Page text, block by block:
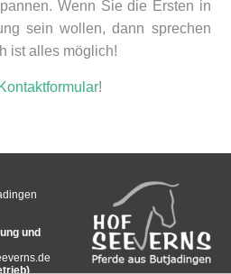
Wenn Sie die Ersten in
sein wollen, dann sprechen
ist alles möglich!
Kontaktformular!
und